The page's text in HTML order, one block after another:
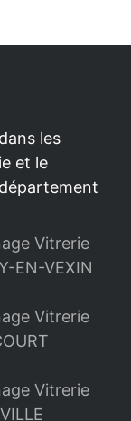
les
et le
Vitrerie
EN-VEXIN
Vitrerie
Vitrerie